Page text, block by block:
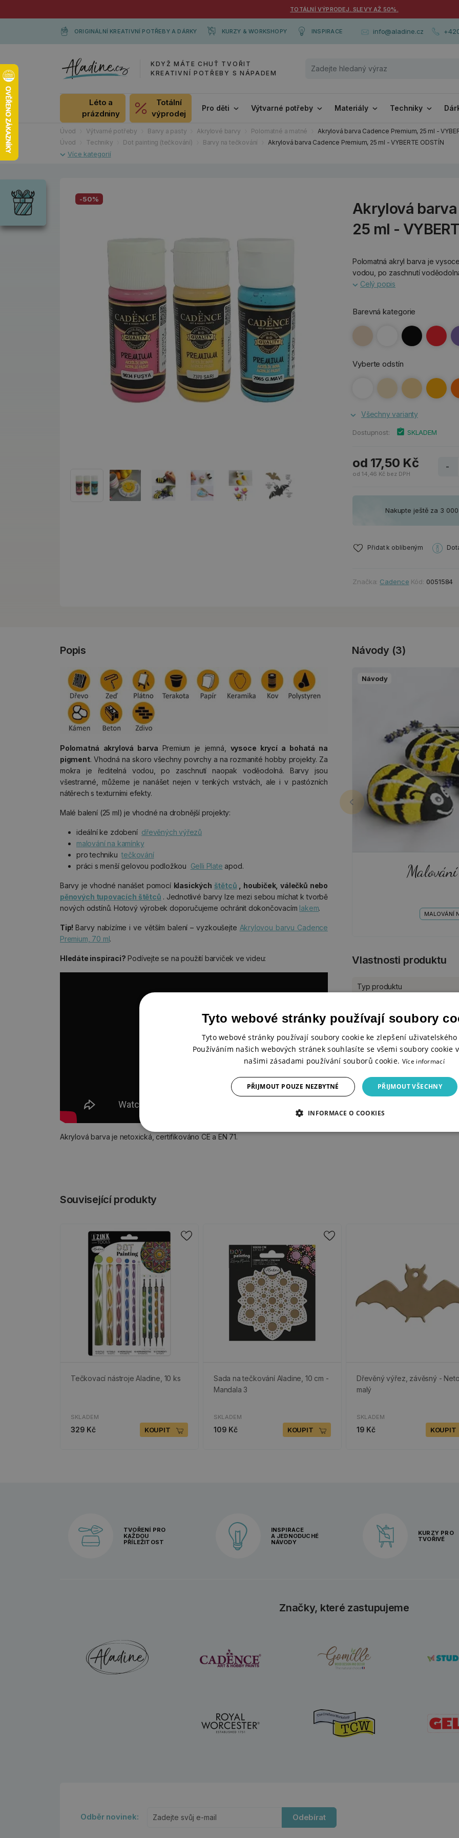
TOTÁLNÍ VÝPRODEJ. SLEVY AŽ 50%.
ORIGINÁLNÍ KREATIVNÍ POTŘEBY A DÁRKY KURZY & WORKSHOPY INSPIRACE info@aladine.cz
KDYŽ MÁTE CHUŤ TVOŘIT
KREATIVNÍ POTŘEBY S NÁPADEM
Léto a
prázdniny
Totální
výprodej
Pro děti Výtvarné potřeby Materiály Techniky
Úvod Výtvarné potřeby Barvy a pasty Akrylové barvy Polomatné a matné
Akrylová barva Cadence Premium, 25 ml -
Úvod
Techniky Dot painting (tečkování) Barvy na tečkování Akrylová barva Cadence Premium, 25 ml - VYBERTE ODSTÍN
Akrylová
25 ml -
-50%
Polomatná akryl barva je
vodou, po zaschnutí
Celý popis
Barevná kategorie
Vyberte odstín
Všechny varianty
Dostupnost: SKLADEM
od 17,50 Kč
od 14,46 Kč bez DPH
-
Nakupte ještě za 3
Přidat k oblíbeným
Značka: Cadence Kód: 0051584
Popis
Polomatná akrylová barva Premium je jemná, vysoce krycí a bohatá na
pigment. Vhodná na skoro všechny povrchy a na rozmanité hobby projekty. Za
mokra je ředitelná vodou, po zaschnutí naopak voděodolná. Barvy jsou
všestranné, můžeme je nanášet nejen v tenkých vrstvách, ale i v pastózních
nátěrech s texturními efekty.
Malé balení (25 ml) je vhodné na drobnější projekty:
ideální ke zdobení dřevěných výřezů
malování na kamínky
pro technikutečkování
práci s menší gelovou podložkou Gelli Plate apod.
Barvy je vhodné nanášet pomocí klasických štětců , houbiček, válečků nebo
pěnových tupovacích štětců . Jednotlivé barvy lze mezi sebou míchat k tvorbě
nových odstínů. Hotový výrobek doporučujeme ochránit dokončovacím lakem.
Tip!Barvy nabízíme i ve větším balení – vyzkoušejte Akrylovou barvu Cadence
Premium, 70 ml.
Hledáte inspiraci? Podívejte se na použití barviček ve videu:
Akrylová barva je netoxická, certifikováno CE a EN 71.
Návody (3)
Návody
MALOVÁNÍ
Vlastnosti produktu
Typ produktu
Objem
Ke stažení
BEZPEČNOSTNÍ LIST
Související produkty
Tečkovací nástroje Aladine, 10 ks
SKLADEM
329 Kč KOUPIT
Sada na tečkování Aladine, 10 cm -
Mandala 3
SKLADEM
109 Kč KOUPIT
Dřevěný výřez, závěsný -
malý
SKLADEM
19 Kč KOUPIT
TVOŘENÍ PRO
KAŽDOU
PŘÍLEŽITOST
INSPIRACE
A JEDNODUCHÉ
NÁVODY
KURZY PRO
TVOŘIVÉ
Značky, které zastupujeme
Odběr novinek: Odebírat
Designs
Tyto webové stránky používají soubory
Tyto webové stránky používají soubory cookie ke zlepšení
Používáním našich webových stránek souhlasíte se všemi soubory cookie
našimi zásadami používání souborů cookie. Více informací
PŘIJMOUT VŠECHNY
PŘIJMOUT POUZE NEZBYTNÉ
INFORMACE O COOKIES